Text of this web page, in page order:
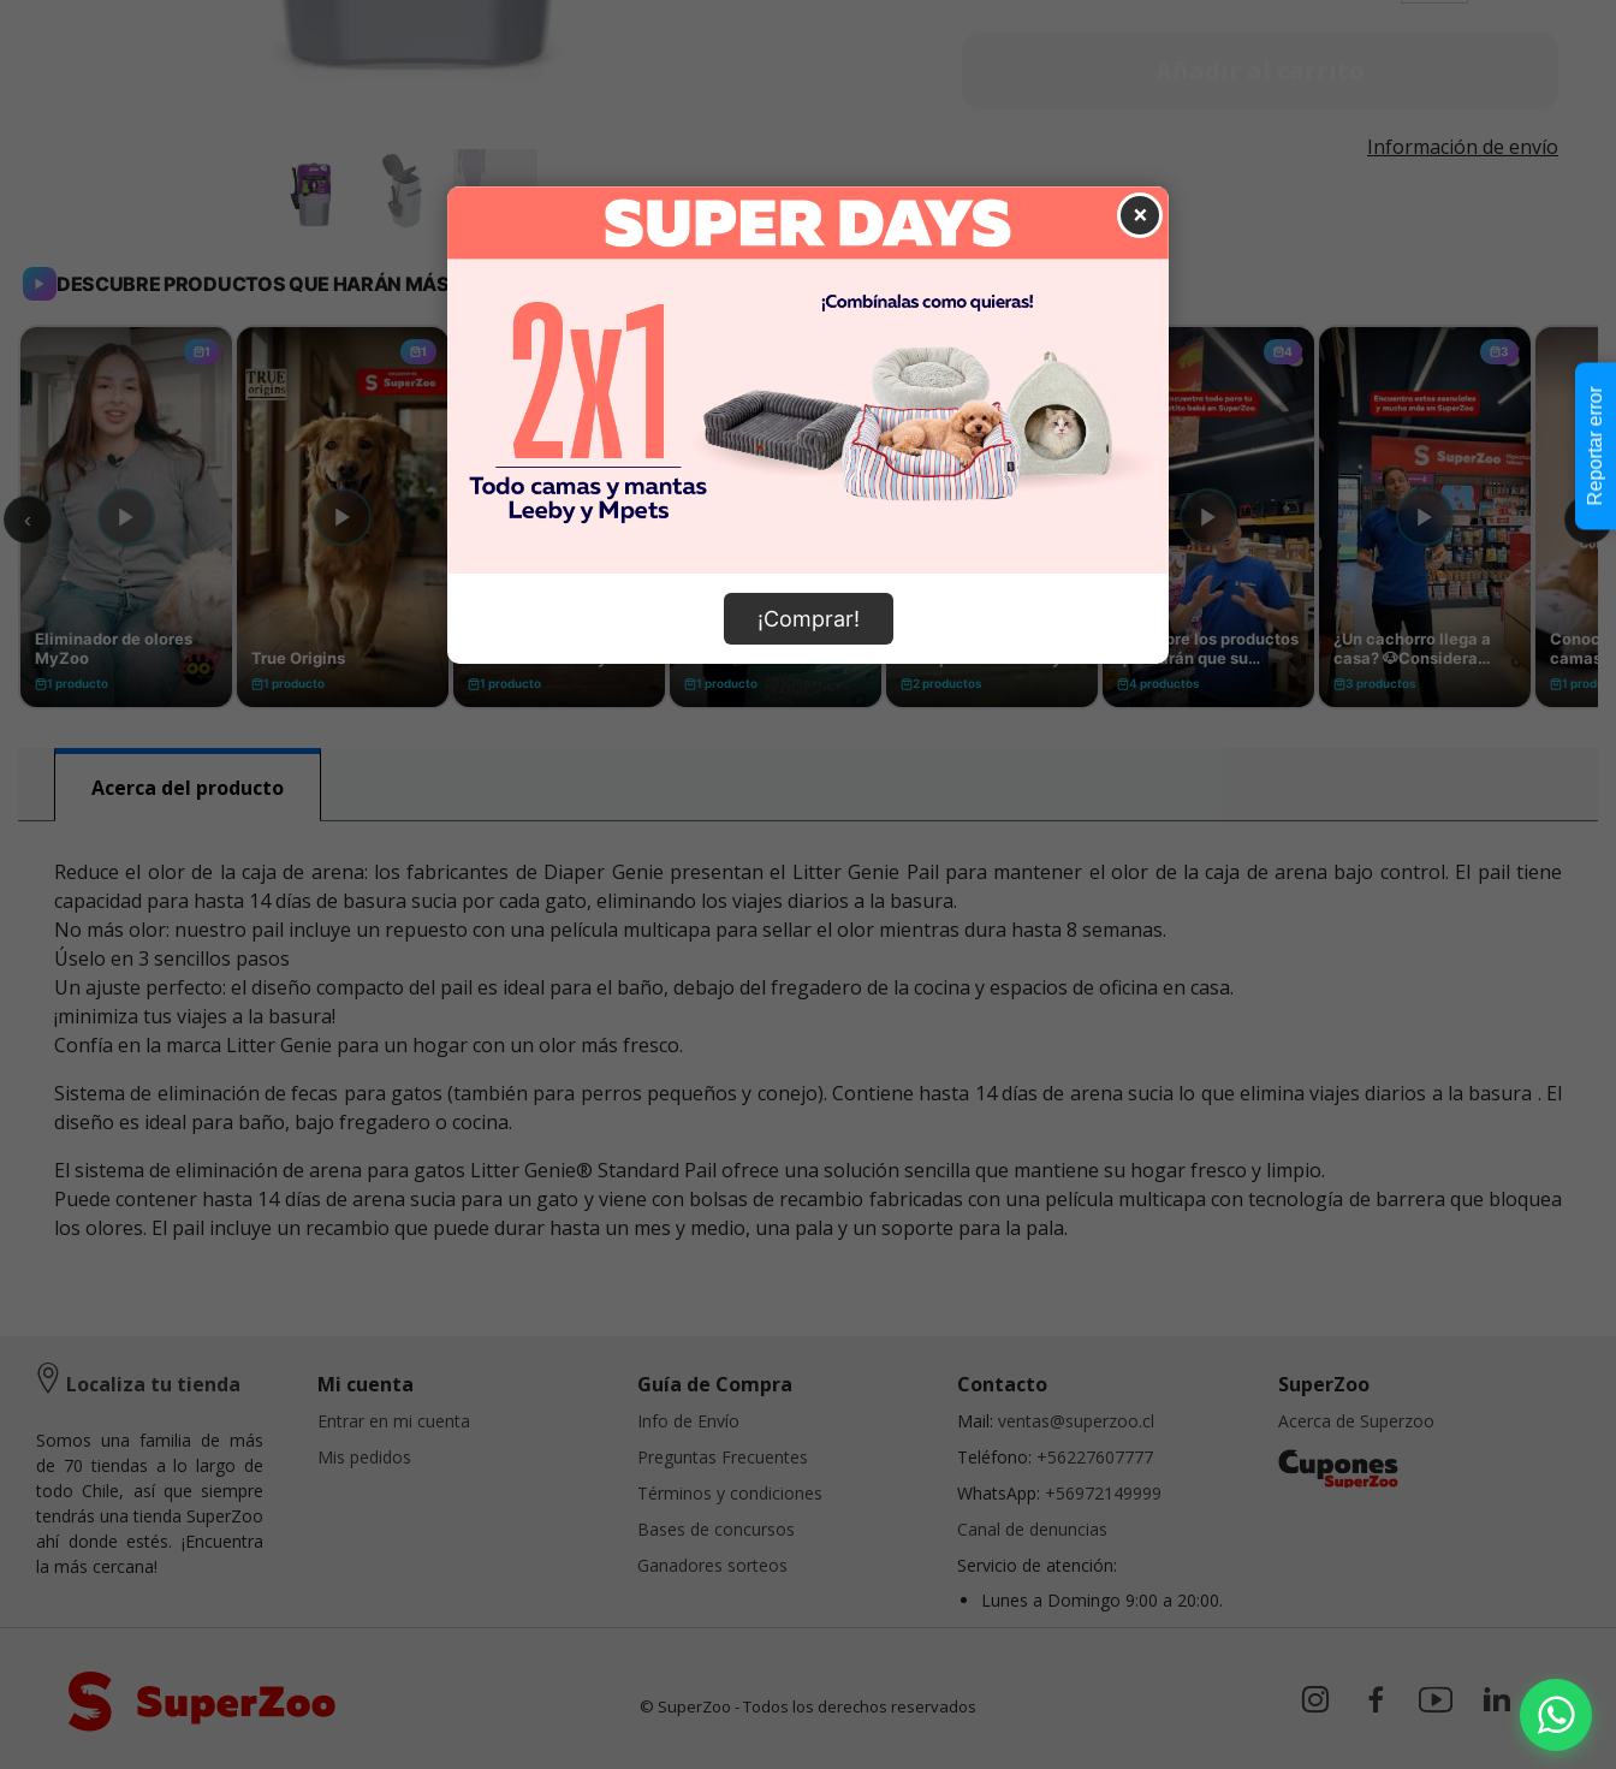
Información de envío
Acerca del producto
Reduce el olor de la caja de arena: los fabricantes de Diaper Genie presentan el Litter Genie Pail para mantener el olor de la caja de arena bajo control. El pail tiene
capacidad para hasta 14 días de basura sucia por cada gato, eliminando los viajes diarios a la basura.
No más olor: nuestro pail incluye un repuesto con una película multicapa para sellar el olor mientras dura hasta 8 semanas.
Úselo en 3 sencillos pasos
Un ajuste perfecto: el diseño compacto del pail es ideal para el baño, debajo del fregadero de la cocina y espacios de oficina en casa.
¡minimiza tus viajes a la basura!
Confía en la marca Litter Genie para un hogar con un olor más fresco.
Sistema de eliminación de fecas para gatos (también para perros pequeños y conejo). Contiene hasta 14 días de arena sucia lo que elimina viajes diarios a la basura . El
diseño es ideal para baño, bajo fregadero o cocina.
El sistema de eliminación de arena para gatos Litter Genie® Standard Pail ofrece una solución sencilla que mantiene su hogar fresco y limpio.
Puede contener hasta 14 días de arena sucia para un gato y viene con bolsas de recambio fabricadas con una película multicapa con tecnología de barrera que bloquea
los olores. El pail incluye un recambio que puede durar hasta un mes y medio, una pala y un soporte para la pala.
×
¡Comprar!
Localiza tu tienda
Somos una familia de más
de 70 tiendas a lo largo de
todo Chile, así que siempre
tendrás una tienda SuperZoo
ahí donde estés. ¡Encuentra
la más cercana!
Mi cuenta
Entrar en mi cuenta
Mis pedidos
Guía de Compra
Info de Envío
Preguntas Frecuentes
Términos y condiciones
Bases de concursos
Ganadores sorteos
Contacto
Mail: ventas@superzoo.cl
Teléfono: +56227607777
WhatsApp: +56972149999
Canal de denuncias
Servicio de atención:
Lunes a Domingo 9:00 a 20:00.
SuperZoo
Acerca de Superzoo
© SuperZoo - Todos los derechos reservados
Reportar error